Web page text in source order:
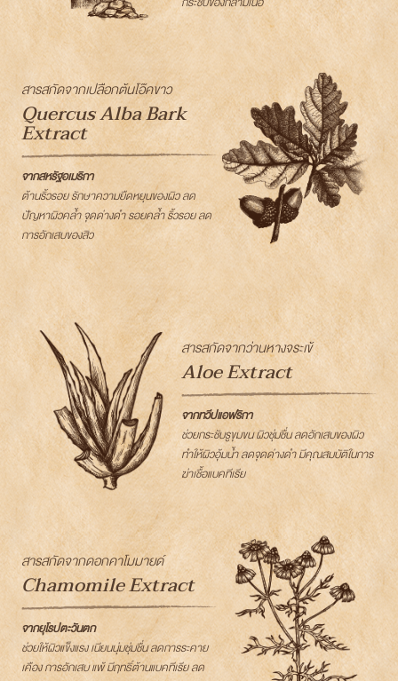
สารสกัดจากเปลือกต้นโอ๊คขาว
Quercus Alba Bark
Extract
จากสหรัฐอเมริกา
ต้านริ้วรอย รักษาความยืดหยุนของผิว ลด
ปัญหาผิวคล้ำ จุดด่างดำ รอยคล้ำ ริ้วรอย ลด
การอักเสบของสิว
สารสกัดจากว่านหางจระเข้
Aloe Extract
จากทวีปแอฟริกา
ช่วยกระชับรูขุมขน ผิวชุ่มชื่น ลดอักเสบของผิว
ทำให้ผิวอุ้มน้ำ ลดจุดด่างดำ มีคุณสมบัติในการ
ฆ่าเชื้อแบคทีเรีย
สารสกัดจากดอกคาโมมายด์
Chamomile Extract
จากยุโรปตะวันตก
ช่วยให้ผิวแข็งแรง เนียนนุ่มชุ่มชื่น ลดการระคาย
เคือง การอักเสบ แพ้ มีฤทธิ์ต้านแบคทีเรีย ลด